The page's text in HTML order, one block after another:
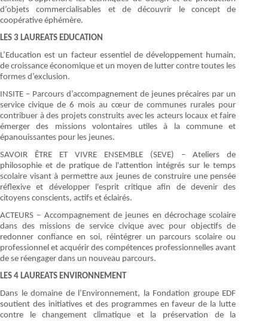
d’objets commercialisables et de découvrir le concept de
coopérative éphémère.
LES 3 LAUREATS EDUCATION
L’Education est un facteur essentiel de développement humain,
de croissance économique et un moyen de lutter contre toutes les
formes d’exclusion.
INSITE – Parcours d’accompagnement de jeunes précaires par un
service civique de 6 mois au cœur de communes rurales pour
contribuer à des projets construits avec les acteurs locaux et faire
émerger des missions volontaires utiles à la commune et
épanouissantes pour les jeunes.
SAVOIR ÊTRE ET VIVRE ENSEMBLE (SEVE) – Ateliers de
philosophie et de pratique de l'attention intégrés sur le temps
scolaire visant à permettre aux jeunes de construire une pensée
réflexive et développer l'esprit critique afin de devenir des
citoyens conscients, actifs et éclairés.
ACTEURS – Accompagnement de jeunes en décrochage scolaire
dans des missions de service civique avec pour objectifs de
redonner confiance en soi, réintégrer un parcours scolaire ou
professionnel et acquérir des compétences professionnelles avant
de se réengager dans un nouveau parcours.
LES 4 LAUREATS ENVIRONNEMENT
Dans le domaine de l’Environnement, la Fondation groupe EDF
soutient des initiatives et des programmes en faveur de la lutte
contre le changement climatique et la préservation de la